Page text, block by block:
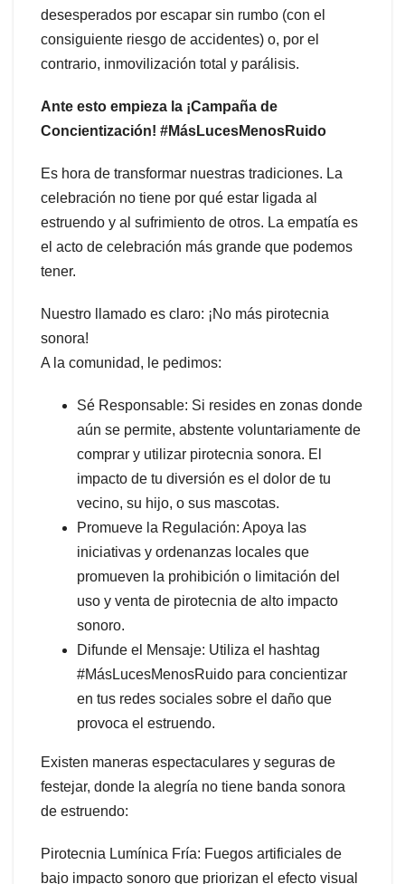
desesperados por escapar sin rumbo (con el
consiguiente riesgo de accidentes) o, por el
contrario, inmovilización total y parálisis.
Ante esto empieza la ¡Campaña de
Concientización! #MásLucesMenosRuido
Es hora de transformar nuestras tradiciones. La
celebración no tiene por qué estar ligada al
estruendo y al sufrimiento de otros. La empatía es
el acto de celebración más grande que podemos
tener.
Nuestro llamado es claro: ¡No más pirotecnia
sonora!
A la comunidad, le pedimos:
Sé Responsable: Si resides en zonas donde
aún se permite, abstente voluntariamente de
comprar y utilizar pirotecnia sonora. El
impacto de tu diversión es el dolor de tu
vecino, su hijo, o sus mascotas.
Promueve la Regulación: Apoya las
iniciativas y ordenanzas locales que
promueven la prohibición o limitación del
uso y venta de pirotecnia de alto impacto
sonoro.
Difunde el Mensaje: Utiliza el hashtag
#MásLucesMenosRuido para concientizar
en tus redes sociales sobre el daño que
provoca el estruendo.
Existen maneras espectaculares y seguras de
festejar, donde la alegría no tiene banda sonora
de estruendo:
Pirotecnia Lumínica Fría: Fuegos artificiales de
bajo impacto sonoro que priorizan el efecto visual